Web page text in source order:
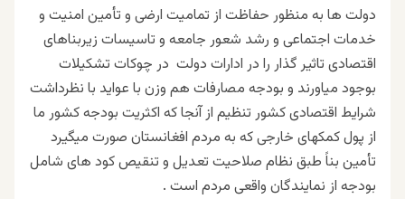
دولت ها به منظور حفاظت از تمامیت ارضی و تأمین امنیت و
خدمات اجتماعی و رشد شعور جامعه و تاسیسات زیربناهای
اقتصادی تاثیر گذار را در ادارات دولت در چوکات تشکیلات
بوجود میاورند و بودجه مصارفات هم وزن با عواید با نظرداشت
شرایط اقتصادی کشور تنظیم از آنجا که اکثریت بودجه کشور ما
از پول کمکهای خارجی که به مردم افغانستان صورت میگیرد
تأمین بناً طبق نظام صلاحیت تعدیل و تنقیص کود های شامل
بودجه از نمایندگان واقعی مردم است .